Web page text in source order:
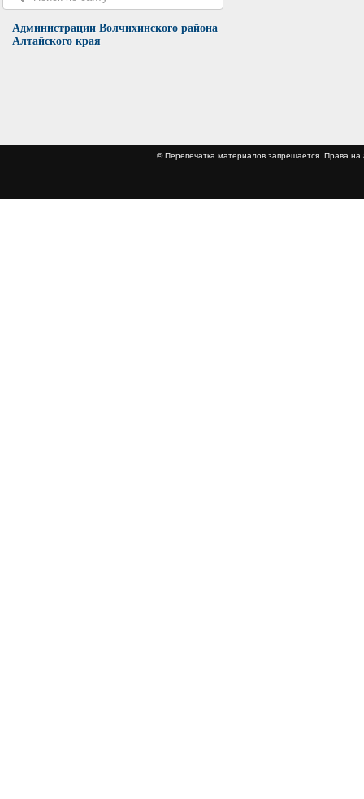
Администрации Волчихинского района
Алтайского края
© Перепечатка материалов запрещается.